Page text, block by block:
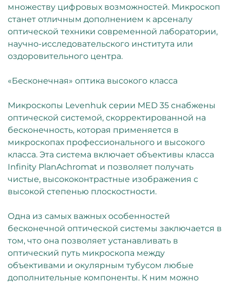
множеству цифровых возможностей. Микроскоп
станет отличным дополнением к арсеналу
оптической техники современной лаборатории,
научно-исследовательского института или
оздоровительного центра.
«Бесконечная» оптика высокого класса
Микроскопы Levenhuk серии MED 35 снабжены
оптической системой, скорректированной на
бесконечность, которая применяется в
микроскопах профессионального и высокого
класса. Эта система включает объективы класса
Infinity PlanAchromat и позволяет получать
чистые, высококонтрастные изображения с
высокой степенью плоскостности.
Одна из самых важных особенностей
бесконечной оптической системы заключается в
том, что она позволяет устанавливать в
оптический путь микроскопа между
объективами и окулярным тубусом любые
дополнительные компоненты. К ним можно